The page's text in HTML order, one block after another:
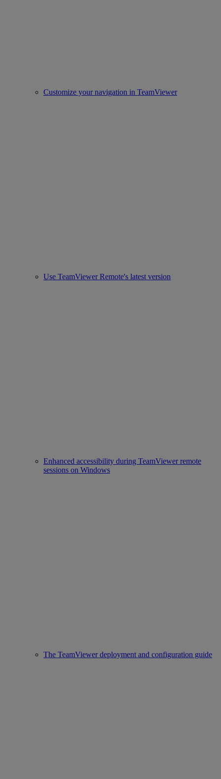
Customize your navigation in TeamViewer
Use TeamViewer Remote's latest version
Enhanced accessibility during TeamViewer remote
sessions on Windows
The TeamViewer deployment and configuration guide